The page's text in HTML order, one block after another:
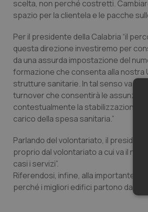
scelta, non perché costretti.
spazio per la clientela e le pacche
Per il presidente della Calabria “il
questa direzione investiremo per
da una assurda impostazione del
formazione che consenta alla nostra
strutture sanitarie. In tal senso va
turnover che consentirà le
contestualmente la stabilizzazione di
carico della spesa sanitaria.”
Parlando del volontariato, il
proprio dal volontariato a cui va il
casi i servizi”.
Riferendosi, infine, alla importante
perché i migliori edifici partono da